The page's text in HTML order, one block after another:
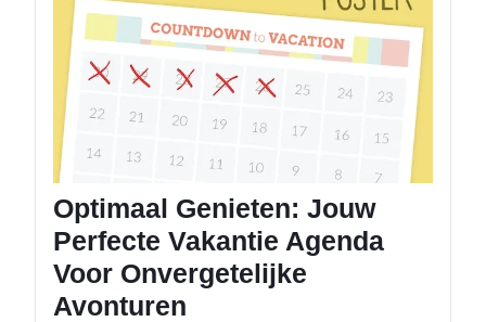
Optimaal Genieten: Jouw
Perfecte Vakantie Agenda
Voor Onvergetelijke
Avonturen